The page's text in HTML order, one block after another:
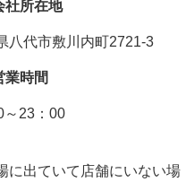
社所在地
八代市敷川内町2721-3
業時間
～23：00
に出ていて店舗にいない場